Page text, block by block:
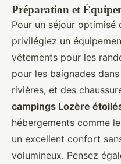
Préparation et
Pour un séjour optimisé
privilégiez un
vêtements pour les
pour les baignades
rivières, et des
campings Lozère
hébergements comme
un excellent confort
volumineux. Pensez